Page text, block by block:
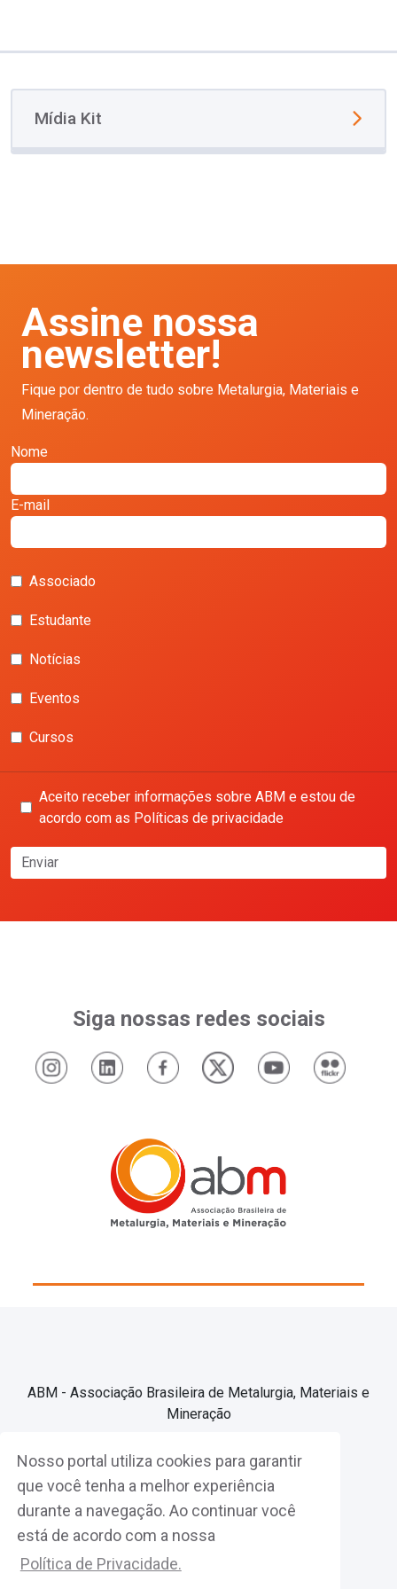
Nosso portal utiliza cookies para garantir
que você tenha a melhor experiência
durante a navegação. Ao continuar você
está de acordo com a nossa
Política de Privacidade.
Mídia Kit
Assine nossa
newsletter!
Fique por dentro de tudo sobre Metalurgia, Materiais e
Mineração.
Nome
E-mail
Associado
Estudante
Notícias
Eventos
Cursos
Aceito receber informações sobre ABM e estou de
acordo com as Políticas de privacidade
Enviar
Siga nossas redes sociais
ABM - Associação Brasileira de Metalurgia, Materiais e
Mineração
Associe-se
Fazer Login